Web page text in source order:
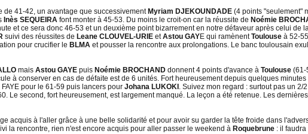
41-42, un avantage que successivement Myriam DJEKOUNDADE (4 points "seulement"
Inès SEQUEIRA font monter à 45-53. Du moins le croit-on car la réussite de Noémie
et ce sera donc 46-53 et un deuxième point bizarrement en notre défaveur après celui de
suivi des réussites de Leane CLOUVEL-URIE etAstou GAYE qui ramènentToulouse à 52-
pour crucifier le BLMA et pousser la rencontre aux prolongations. Le banc toulousain
mais Astou GAYE puis Noémie BROCHAND donnent 4 points d'avance à Toulouse (61-
à conserver en cas de défaite est de 6 unités. Fort heureusement depuis quelques
pour le 61-59 puis lancers pour Johana LUKOKI . Suivez mon regard : surtout pas un
Le second, fort heureusement, est largement manqué. La leçon a été retenue. Les
acquis à l'aller grâce à une belle solidarité et pour avoir su garder la tête froide dans
la rencontre, rien n'est encore acquis pour aller passer le weekend à Roquebrune : il